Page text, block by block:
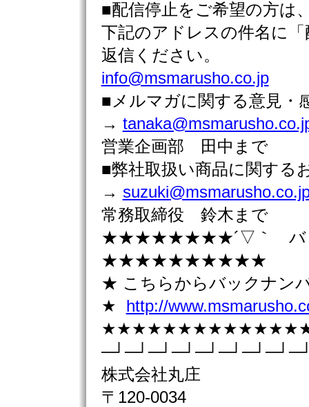
■配信停止をご希望の方は
下記のアドレスの件名に
返信ください。
info@msmarusho.co.jp
■メルマガに関する意見・
→
営業企画部 田中まで
■弊社取扱い商品に関す
→
常務取締役 鈴木まで
★★★★★★★★´▽｀ バッ
★★★★★★★★★★
★ こちらからバックナン
★ http://
株式会社丸庄
〒120-0034